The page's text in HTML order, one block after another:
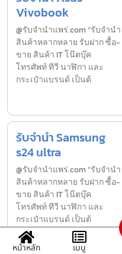
Vivobook
@รับจำนำแพร่.com “รับจำนำ
สินค้าหลากหลาย รับฝาก ซื้อ-
ขาย สินค้า IT โน๊ตบุ๊ค
โทรศัพท์ ทีวี นาฬิกา และ
กระเป๋าแบรนด์ เป็นต้
รับจำนำ Samsung
s24 ultra
@รับจำนำแพร่.com “รับจำนำ
สินค้าหลากหลาย รับฝาก ซื้อ-
ขาย สินค้า IT โน๊ตบุ๊ค
โทรศัพท์ ทีวี นาฬิกา และ
กระเป๋าแบรนด์ เป็นต้
หน้าหลัก เมนู